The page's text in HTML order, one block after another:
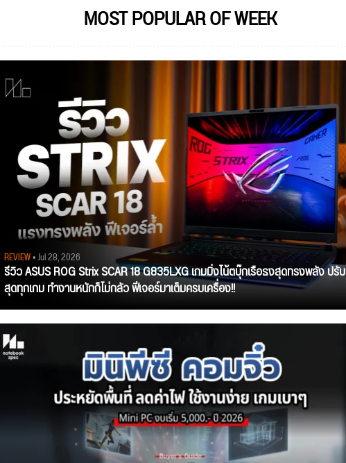
MOST POPULAR OF WEEK
REVIEW• Jul 28, 2026
รีวิว ASUS ROG Strix SCAR 18 G835LXG เกมมิ่งโน้ตบุ๊กเรือธงสุดทรงพลัง ปรับ
สุดทุกเกม ทำงานหนักก็ไม่กลัว ฟีเจอร์มาเต็มครบเครื่อง!!